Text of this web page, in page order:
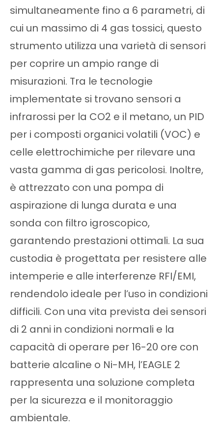
simultaneamente fino a 6 parametri, di
cui un massimo di 4 gas tossici, questo
strumento utilizza una varietà di sensori
per coprire un ampio range di
misurazioni. Tra le tecnologie
implementate si trovano sensori a
infrarossi per la CO2 e il metano, un PID
per i composti organici volatili (VOC) e
celle elettrochimiche per rilevare una
vasta gamma di gas pericolosi. Inoltre,
è attrezzato con una pompa di
aspirazione di lunga durata e una
sonda con filtro igroscopico,
garantendo prestazioni ottimali. La sua
custodia è progettata per resistere alle
intemperie e alle interferenze RFI/EMI,
rendendolo ideale per l’uso in condizioni
difficili. Con una vita prevista dei sensori
di 2 anni in condizioni normali e la
capacità di operare per 16-20 ore con
batterie alcaline o Ni-MH, l’EAGLE 2
rappresenta una soluzione completa
per la sicurezza e il monitoraggio
ambientale.